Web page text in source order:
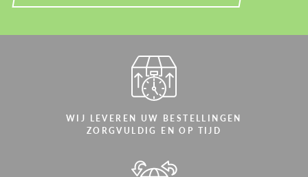
WIJ LEVEREN UW BESTELLINGEN
ZORGVULDIG EN OP TIJD